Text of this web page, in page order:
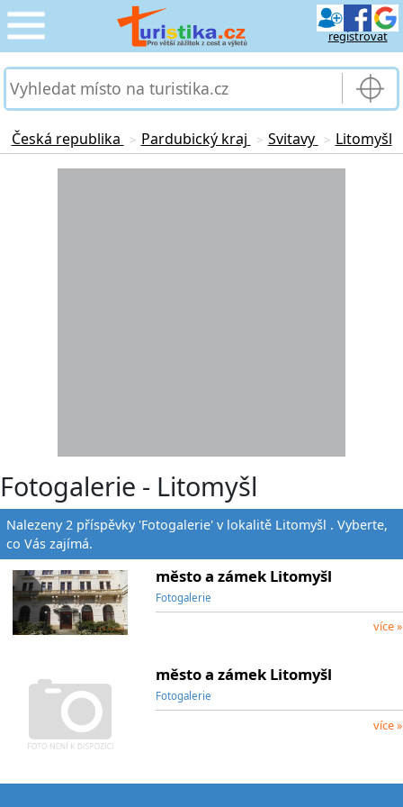
registrovat
CESTOVÁNÍ
SLUŽBY & DOPRAVA
PRO TURISTY
Česká republika > Pardubický kraj > Svitavy > Litomyšl
Fotogalerie - Litomyšl
Nalezeny 2 příspěvky 'Fotogalerie' v lokalitě Litomyšl . Vyberte,
co Vás zajímá.
město a zámek Litomyšl
Fotogalerie
více »
město a zámek Litomyšl
Fotogalerie
více »